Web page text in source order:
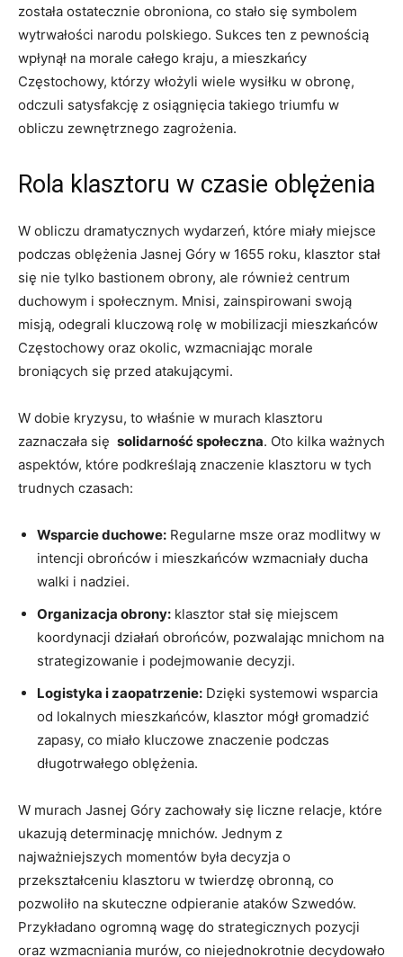
została ‍ostatecznie obroniona, co stało się symbolem
wytrwałości narodu polskiego. Sukces ten‌ z pewnością
wpłynął na morale⁤ całego kraju, a mieszkańcy
Częstochowy, ⁣którzy⁣ włożyli wiele wysiłku w obronę,
odczuli satysfakcję z⁢ osiągnięcia takiego ‍triumfu w
obliczu zewnętrznego zagrożenia.
Rola klasztoru w czasie oblężenia
W obliczu dramatycznych wydarzeń, które miały miejsce
⁤podczas oblężenia Jasnej Góry w 1655 roku, klasztor stał
się nie ‌tylko bastionem obrony, ale również⁤ centrum
duchowym i ⁣społecznym. Mnisi,​ zainspirowani swoją
misją, odegrali kluczową rolę w mobilizacji mieszkańców
Częstochowy oraz okolic, wzmacniając morale
broniących się przed atakującymi.
W dobie kryzysu, ​to właśnie w murach klasztoru
zaznaczała się ⁤ solidarność społeczna. Oto kilka ważnych
​aspektów, które‍ podkreślają znaczenie klasztoru w tych
trudnych czasach:
Wsparcie duchowe: Regularne msze oraz modlitwy w
intencji obrońców i mieszkańców wzmacniały ⁢ducha
‌walki i nadziei.
Organizacja‍ obrony: klasztor​ stał się miejscem
koordynacji ⁤działań obrońców, pozwalając mnichom na
strategizowanie i podejmowanie decyzji.
Logistyka i zaopatrzenie: Dzięki systemowi wsparcia
od lokalnych mieszkańców, klasztor mógł gromadzić
zapasy, co miało kluczowe znaczenie podczas
długotrwałego oblężenia.
W murach Jasnej Góry zachowały się liczne ⁢relacje, które
ukazują determinację mnichów. Jednym z
najważniejszych momentów była decyzja o
przekształceniu klasztoru w twierdzę obronną, co
pozwoliło na​ skuteczne odpieranie ataków Szwedów.
Przykładano ogromną wagę do strategicznych pozycji
oraz wzmacniania murów, co niejednokrotnie decydowało